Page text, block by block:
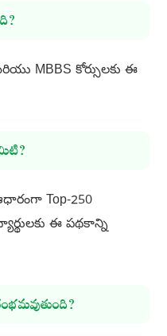
MBBS కోర్సులకు ఈ
ఆధారంగా Top-250
ఈ పథకాన్ని